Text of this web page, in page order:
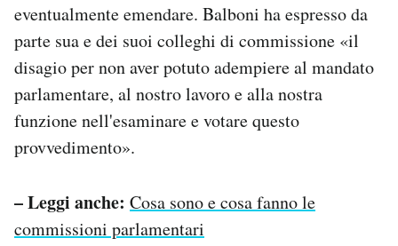
eventualmente emendare. Balboni ha espresso da
parte sua e dei suoi colleghi di commissione «il
disagio per non aver potuto adempiere al mandato
parlamentare, al nostro lavoro e alla nostra
funzione nell'esaminare e votare questo
provvedimento».
– Leggi anche: Cosa sono e cosa fanno le
commissioni parlamentari